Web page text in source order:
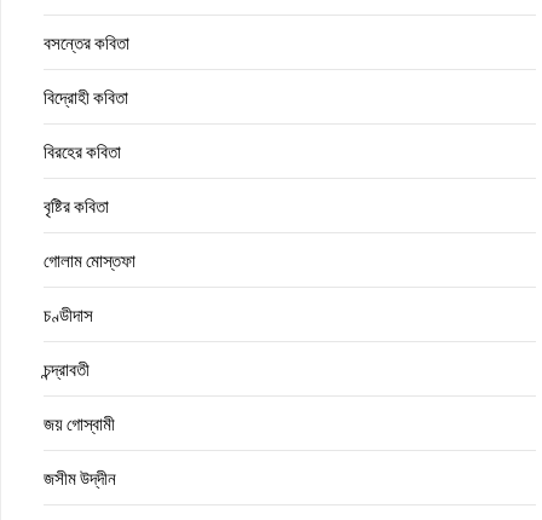
বসন্তের কবিতা
বিদ্রোহী কবিতা
বিরহের কবিতা
বৃষ্টির কবিতা
গোলাম মোস্তফা
চণ্ডীদাস
চন্দ্রাবতী
জয় গোস্বামী
জসীম উদ্‌দীন